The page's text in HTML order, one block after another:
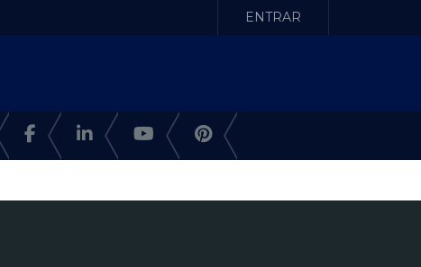
ENTRAR